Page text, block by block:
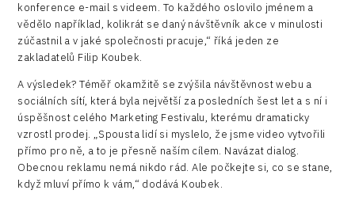
konference e-mail s videem. To každého oslovilo jménem a
vědělo například, kolikrát se daný návštěvník akce v minulosti
zúčastnil a v jaké společnosti pracuje,“ říká jeden ze
zakladatelů Filip Koubek.
A výsledek? Téměř okamžitě se zvýšila návštěvnost webu a
sociálních sítí, která byla největší za posledních šest let a s ní i
úspěšnost celého Marketing Festivalu, kterému dramaticky
vzrostl prodej. „Spousta lidí si myslelo, že jsme video vytvořili
přímo pro ně, a to je přesně naším cílem. Navázat dialog.
Obecnou reklamu nemá nikdo rád. Ale počkejte si, co se stane,
když mluví přímo k vám,“ dodává Koubek.